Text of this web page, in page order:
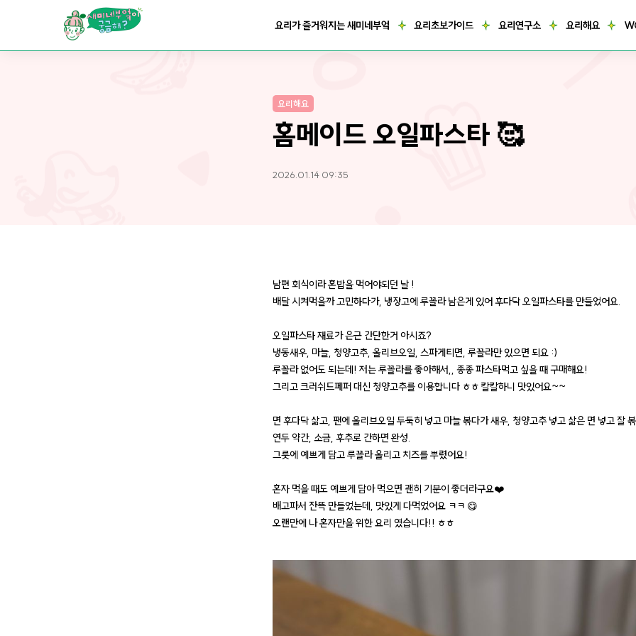
요리가 즐거워지는 새미네부엌 요리초보가이드 요리연구소 요리해요
요리해요
홈메이드 오일파스타 🥰
2026.01.14 09:35
남편 회식이라 혼밥을 먹어야되던 날 !
배달 시켜먹을까 고민하다가, 냉장고에 루꼴라 남은게 있어 후다닥 오일파스타를 만들었어요.
오일파스타 재료가 은근 간단한거 아시죠?
냉동새우, 마늘, 청양고추, 올리브오일, 스파게티면, 루꼴라만 있으면 되요 :)
루꼴라 없어도 되는데! 저는 루꼴라를 좋아해서,, 종종 파스타먹고 싶을 때 구매해요!
그리고 크러쉬드페퍼 대신 청양고추를 이용합니다 ㅎㅎ 칼칼하니 맛있어요~~
면 후다닥 삶고, 팬에 올리브오일 두둑히 넣고 마늘 볶다가 새우, 청양고추 넣고 삶은 면 넣고 잘
연두 약간, 소금, 후추로 간하면 완성.
그릇에 예쁘게 담고 루꼴라 올리고 치즈를 뿌렸어요!
혼자 먹을 때도 예쁘게 담아 먹으면 괜히 기분이 좋더라구요❤️‍
배고파서 잔뜩 만들었는데, 맛있게 다먹었어요 ㅋㅋ 😋
오랜만에 나 혼자만을 위한 요리 였습니다!! ㅎㅎ